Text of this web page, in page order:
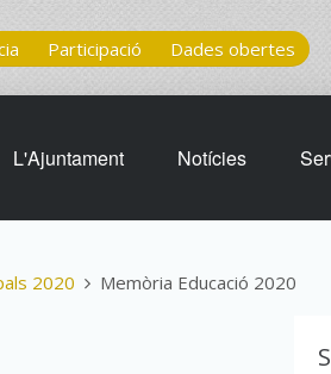
Participació Dades obertes
L'Ajuntament Notícies
2020 Memòria Educació 2020